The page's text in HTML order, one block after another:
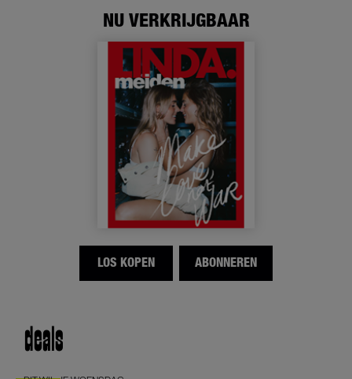
NU VERKRIJGBAAR
LOS KOPEN ABONNEREN
deals